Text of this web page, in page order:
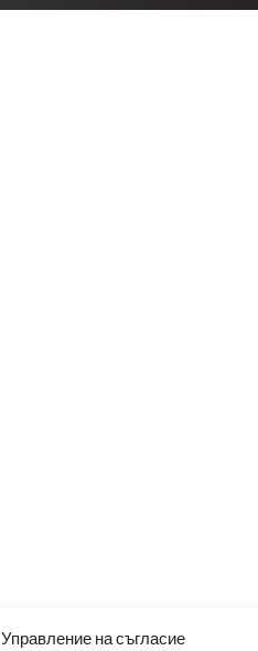
Управление на съгласие